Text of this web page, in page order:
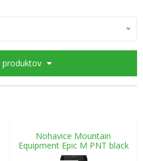
produktov
Nohavice Mountain
Equipment Epic M PNT black